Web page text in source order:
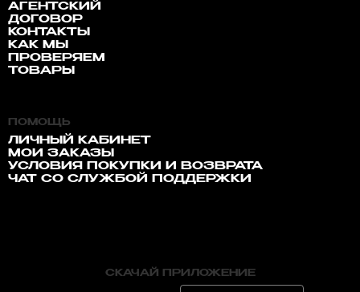
АГЕНТСКИЙ
ДОГОВОР
КОНТАКТЫ
КАК МЫ
ПРОВЕРЯЕМ
ТОВАРЫ
ПОМОЩЬ
ЛИЧНЫЙ КАБИНЕТ
МОИ ЗАКАЗЫ
УСЛОВИЯ ПОКУПКИ И ВОЗВРАТА
ЧАТ СО СЛУЖБОЙ ПОДДЕРЖКИ
СКАЧАЙ ПРИЛОЖЕНИЕ